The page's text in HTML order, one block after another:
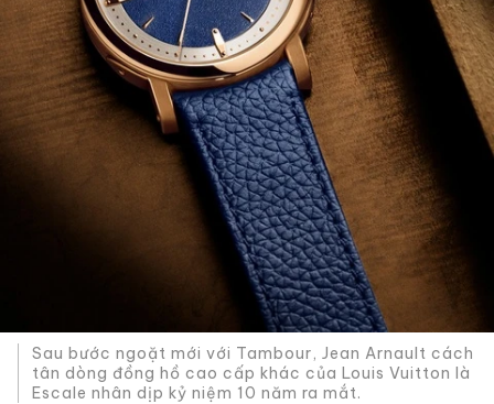
Sau bước ngoặt mới với Tambour, Jean Arnault cách
tân dòng đồng hồ cao cấp khác của Louis Vuitton là
Escale nhân dịp kỷ niệm 10 năm ra mắt.